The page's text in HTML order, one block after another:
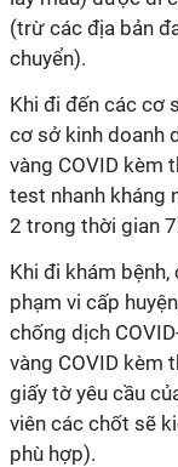
(trừ các địa bản
chuyển).
Khi đi đến các cơ
cơ sở kinh doanh
vàng COVID kèm
test nhanh kháng
2 trong thời gian
Khi đi khám
phạm vi cấp
chống dịch
vàng COVID kèm
giấy tờ yêu cầu
viên các chốt sẽ
phù hợp).